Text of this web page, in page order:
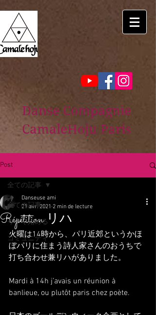
Danse Compagnie
CamaleHoju Paris
Post
全ての記事
今すぐ始める
コミュニティ
全ての記事
Répétition リハ
Danseuse ami
21 avr. 2021 2 min de lecture
火曜は14時から、パリ近郊というかほ
ぼパリに住まう詩人家さんのおうちで
打ち合わせ兼リハがありました。
Mardi à 14h j’avais un réunion à
banlieue, ou plutôt paris chez poète.